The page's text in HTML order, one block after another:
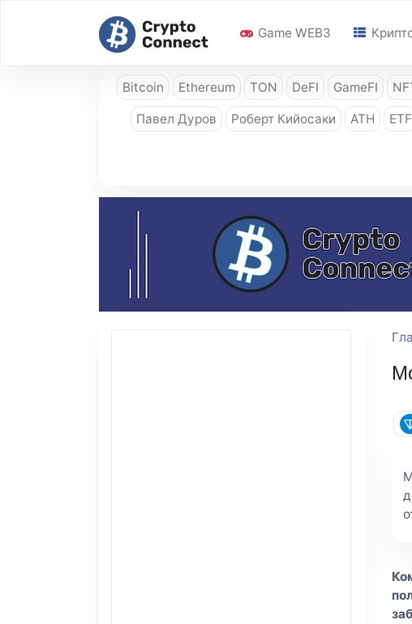
Game WEB3
Bitcoin Ethereum TON DeFI GameFI
Павел Дуров Роберт Кийосаки ATH ETF